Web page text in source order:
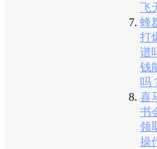
飞
蜂
打
谱
钱
吗
喜
书
领
操